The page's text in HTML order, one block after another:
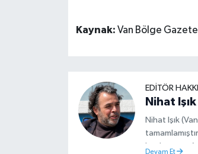
Kaynak: Van Bölge
EDITÖR
Nihat Işık
Nihat Işık
başlamıştır.
Devam Et